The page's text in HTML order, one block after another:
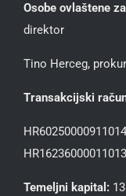
Osobe ovlaštene
direktor
Tino Herceg,
Transakcijski
Temeljni kapital: